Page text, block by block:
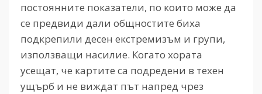
постоянните показатели, по които може да
се предвиди дали общностите биха
подкрепили десен екстремизъм и групи,
използващи насилие. Когато хората
усещат, че картите са подредени в техен
ущърб и не виждат път напред чрез